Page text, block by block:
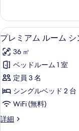
写
真
を
表
示
す
る
ベ
ッ
ド
1
台
の
す
べ
て
ー
ム
キ
グ
ベ
ド
台
の
詳
プ
レ
ミ
ア
ム
ル
ー
ム
6
プレミアム ルーム
36 ㎡
ベッドルーム 1 室
定員 3 名
シングルベッド 2 台
WiFi (無料)
詳細
プ